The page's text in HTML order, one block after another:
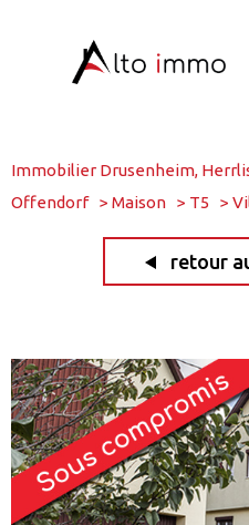
Immobilier Drusenheim,
Offendorf
Maison T5
retour